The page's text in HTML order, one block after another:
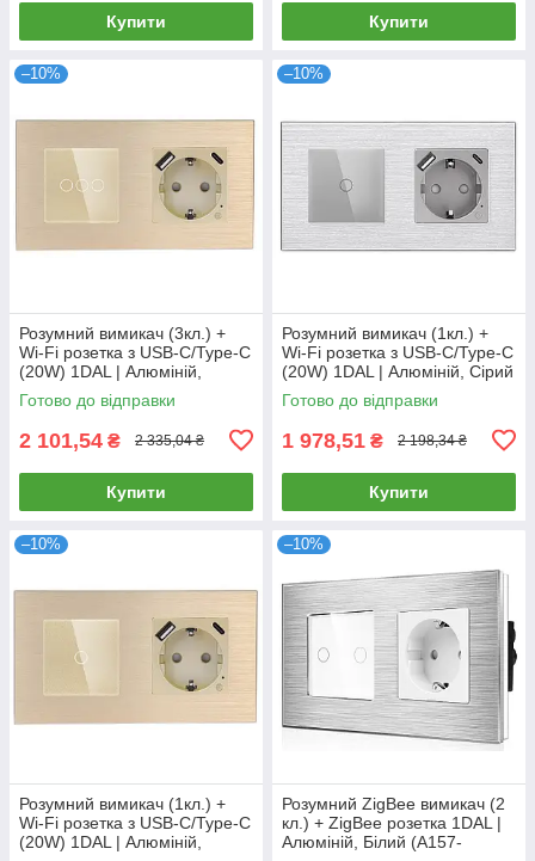
Купити Купити
–10%
Розумний вимикач (3кл.) +
Wi-Fi розетка з USB-C/Type-C
(20W) 1DAL | Алюміній,
Золото (A157-GSW3G.WF-
STUTC.WF.GD)
Готово до відправки
2 101,54 ₴ 2 335,04 ₴
Купити
–10%
Розумний вимикач (1кл.) +
Wi-Fi розетка з USB-C/Type-C
(20W) 1DAL | Алюміній, Сірий
(A157-GSW1G.WF-
STUTC.WF.GR)
Готово до відправки
1 978,51 ₴ 2 198,34 ₴
Купити
–10%
Розумний вимикач (1кл.) +
Wi-Fi розетка з USB-C/Type-C
(20W) 1DAL | Алюміній,
–10%
Розумний ZigBee вимикач (2
кл.) + ZigBee розетка 1DAL |
Алюміній, Білий (A157-